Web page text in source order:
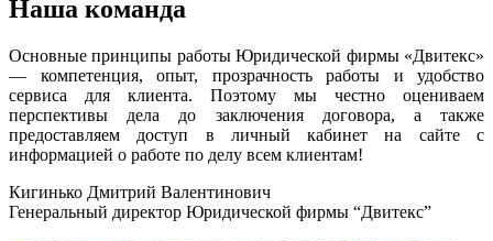
Наша команда
Основные принципы работы Юридической фирмы «Двитекс»
— компетенция, опыт, прозрачность работы и удобство
сервиса для клиента. Поэтому мы честно оцениваем
перспективы дела до заключения договора, а также
предоставляем доступ в личный кабинет на сайте с
информацией о работе по делу всем клиентам!
Кигинько Дмитрий Валентинович
Генеральный директор Юридической фирмы “Двитекс”